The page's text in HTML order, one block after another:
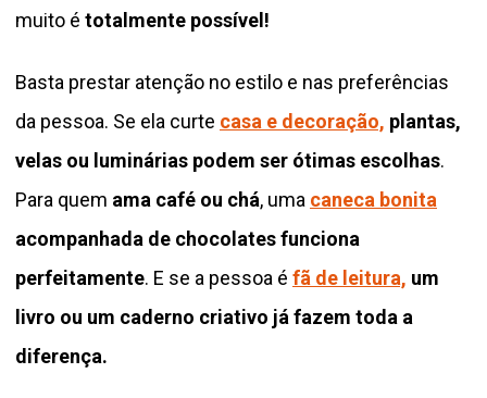
muito é totalmente possível!
Basta prestar atenção no estilo e nas preferências
da pessoa. Se ela curte casa e decoração, plantas,
velas ou luminárias podem ser ótimas escolhas.
Para quem ama café ou chá, uma caneca bonita
acompanhada de chocolates funciona
perfeitamente. E se a pessoa é fã de leitura, um
livro ou um caderno criativo já fazem toda a
diferença.